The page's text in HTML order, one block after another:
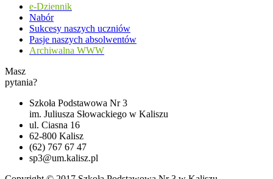
e-Dziennik
Nabór
Sukcesy naszych uczniów
Pasje naszych absolwentów
Archiwalna WWW
Masz
pytania?
Szkoła Podstawowa Nr 3
im. Juliusza Słowackiego w Kaliszu
ul. Ciasna 16
62-800 Kalisz
(62) 767 67 47
sp3@um.kalisz.pl